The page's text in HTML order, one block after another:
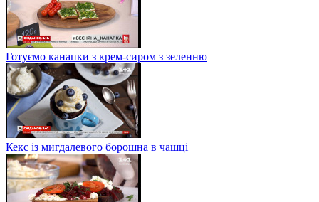
Готуємо канапки з крем-сиром з зеленню
Кекс із мигдалевого борошна в чашці